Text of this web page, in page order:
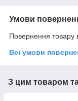
Умови
Повернення товару
Всі умови
З цим товаром